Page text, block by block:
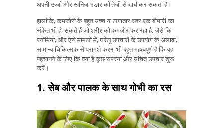
अपनी ऊर्जा और खनिज भंडार को तेजी से खर्च कर सकता है।
हालांकि, कमजोरी के बहुत उच्च या लगातार स्तर एक बीमारी का
संकेत भी हो सकते हैं जो शरीर को कमजोर कर रहा है, जैसे कि
एनीमिया, और ऐसे मामलों में, घरेलू उपचारों के उपयोग के अलावा,
सामान्य चिकित्सक से परामर्श करना भी बहुत महत्वपूर्ण है कि यह
पहचानने के लिए कि क्या है कुछ समस्या और उचित उपचार शुरू
करें।
1. सेब और पालक के साथ गोभी का रस